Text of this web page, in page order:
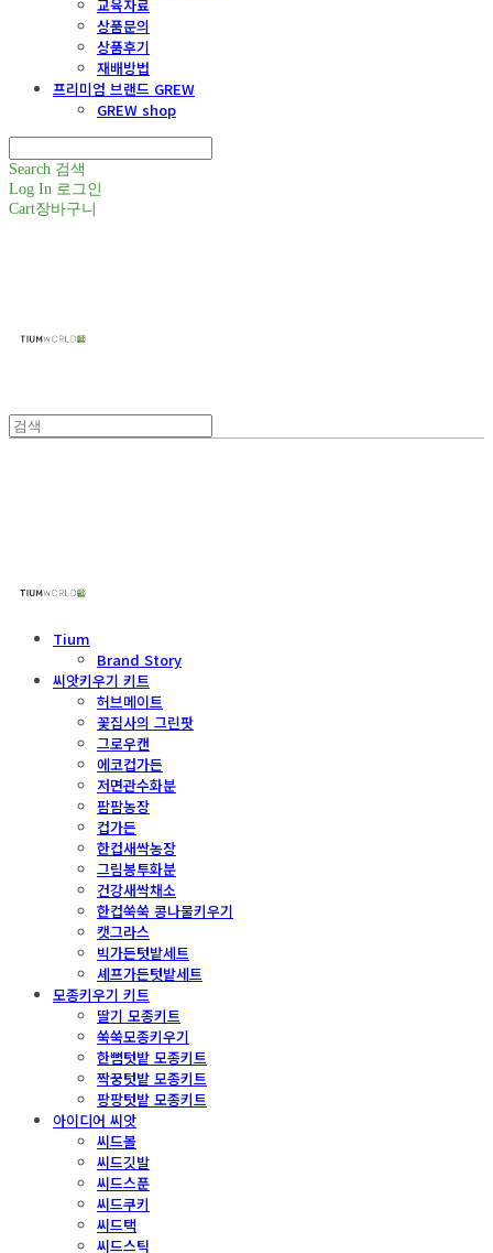
교육자료
상품문의
상품후기
재배방법
프리미엄 브랜드 GREW
GREW shop
Search 검색
Log In 로그인
Cart장바구니
Tium
Brand Story
씨앗키우기 키트
허브메이트
꽃집사의 그린팟
그로우캔
에코컵가든
저면관수화분
팜팜농장
컵가든
한컵새싹농장
그림봉투화분
건강새싹채소
한컵쑥쑥 콩나물키우기
캣그라스
빅가든텃밭세트
셰프가든텃밭세트
모종키우기 키트
딸기 모종키트
쑥쑥모종키우기
한뼘텃밭 모종키트
짝꿍텃밭 모종키트
팡팡텃밭 모종키트
아이디어 씨앗
씨드볼
씨드깃발
씨드스푼
씨드쿠키
씨드택
씨드스틱